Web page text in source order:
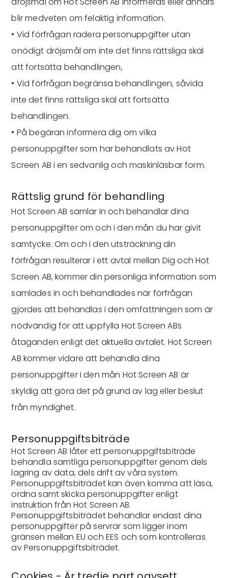
blir medveten om felaktig information.
• Vid förfrågan radera personuppgifter utan
onödigt dröjsmål om inte det finns rättsliga skäl
att fortsätta behandlingen,
• Vid förfrågan begränsa behandlingen, såvida
inte det finns rättsliga skäl att fortsätta
behandlingen.
• På begäran informera dig om vilka
personuppgifter som har behandlats av Hot
Screen AB i en sedvanlig och maskinläsbar form.
Rättslig grund för behandling
Hot Screen AB samlar in och behandlar dina
personuppgifter om och i den mån du har givit
samtycke. Om och i den utsträckning din
förfrågan resulterar i ett avtal mellan Dig och Hot
Screen AB, kommer din personliga information som
samlades in och behandlades när förfrågan
gjordes att behandlas i den omfattningen som är
nödvändig för att uppfylla Hot Screen ABs
åtaganden enligt det aktuella avtalet. Hot Screen
AB kommer vidare att behandla dina
personuppgifter i den mån Hot Screen AB är
skyldig att göra det på grund av lag eller beslut
från myndighet.
Personuppgiftsbiträde
Hot Screen AB låter ett personuppgiftsbiträde
behandla samtliga personuppgifter genom dels
lagring av data, dels drift av våra system.
Personuppgiftsbiträdet kan även komma att läsa,
ordna samt skicka personuppgifter enligt
instruktion från Hot Screen AB.
Personuppgiftsbiträdet behandlar endast dina
personuppgifter på servrar som ligger inom
gränsen mellan EU och EES och som kontrolleras
av Personuppgiftsbiträdet.